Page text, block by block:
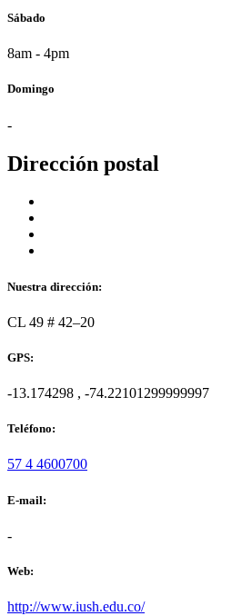
Sábado
8am - 4pm
Domingo
-
Dirección postal
Nuestra dirección:
CL 49 # 42–20
GPS:
-13.174298 , -74.22101299999997
Teléfono:
57 4 4600700
E-mail:
-
Web:
http://www.iush.edu.co/